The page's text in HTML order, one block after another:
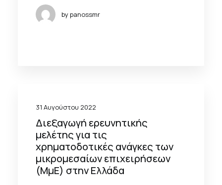
by panossmr
31 Αυγούστου 2022
Διεξαγωγή ερευνητικής
μελέτης για τις
χρηματοδοτικές ανάγκες των
μικρομεσαίων επιχειρήσεων
(ΜμΕ) στην Ελλάδα